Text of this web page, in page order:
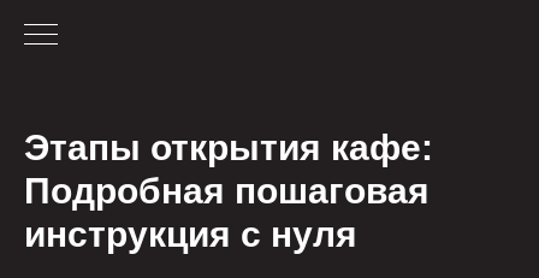
Этапы открытия кафе:
Подробная пошаговая
инструкция с нуля